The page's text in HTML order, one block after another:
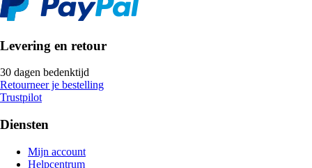
Levering en retour
30 dagen bedenktijd
Retourneer je bestelling
Trustpilot
Diensten
Mijn account
Helpcentrum